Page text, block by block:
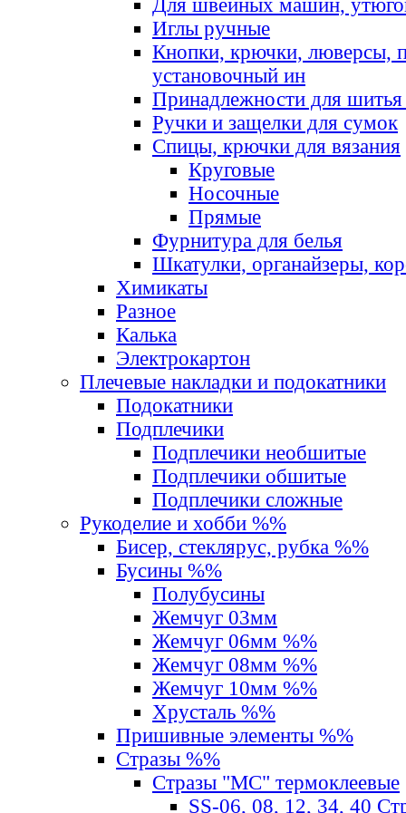
Для швейных машин,
Иглы ручные
Кнопки, крючки, люверсы,
установочный ин
Принадлежности для шитья
Ручки и защелки для сумок
Спицы, крючки для вязания
Круговые
Носочные
Прямые
Фурнитура для белья
Шкатулки, органайзеры,
Химикаты
Разное
Калька
Электрокартон
Плечевые накладки и подокатники
Подокатники
Подплечики
Подплечики необшитые
Подплечики обшитые
Подплечики сложные
Рукоделие и хобби %%
Бисер, стеклярус, рубка %%
Бусины %%
Полубусины
Жемчуг 03мм
Жемчуг 06мм %%
Жемчуг 08мм %%
Жемчуг 10мм %%
Хрусталь %%
Пришивные элементы %%
Стразы %%
Стразы "MС" термоклеевые
SS-06, 08, 12, 34, 40